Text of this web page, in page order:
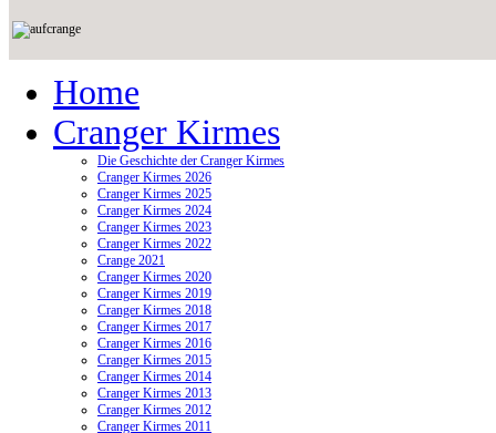
Home
Cranger Kirmes
Die Geschichte der Cranger Kirmes
Cranger Kirmes 2026
Cranger Kirmes 2025
Cranger Kirmes 2024
Cranger Kirmes 2023
Cranger Kirmes 2022
Crange 2021
Cranger Kirmes 2020
Cranger Kirmes 2019
Cranger Kirmes 2018
Cranger Kirmes 2017
Cranger Kirmes 2016
Cranger Kirmes 2015
Cranger Kirmes 2014
Cranger Kirmes 2013
Cranger Kirmes 2012
Cranger Kirmes 2011